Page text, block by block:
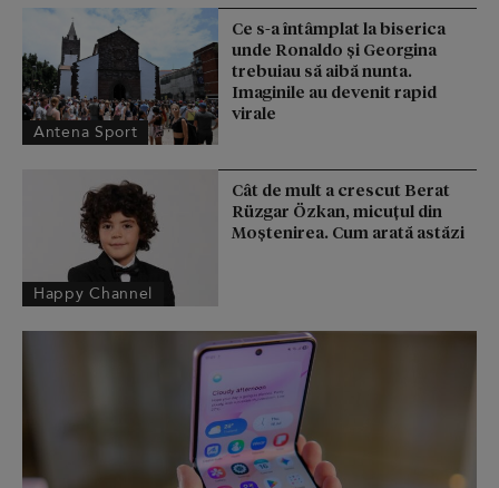
Antena Sport
Ce s-a întâmplat la biserica
unde Ronaldo şi Georgina
trebuiau să aibă nunta.
Imaginile au devenit rapid
virale
Happy Channel
Cât de mult a crescut Berat
Rüzgar Özkan, micuțul din
Moștenirea. Cum arată astăzi